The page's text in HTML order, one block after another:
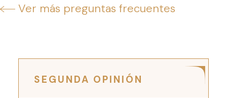
Ver más preguntas frecuentes
SEGUNDA OPINIÓN